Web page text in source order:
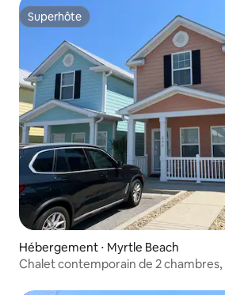
Superhôte
Superhôte
Hébergement ⋅ Myrtle Beach
Chalet contemporain de 2 chambres,